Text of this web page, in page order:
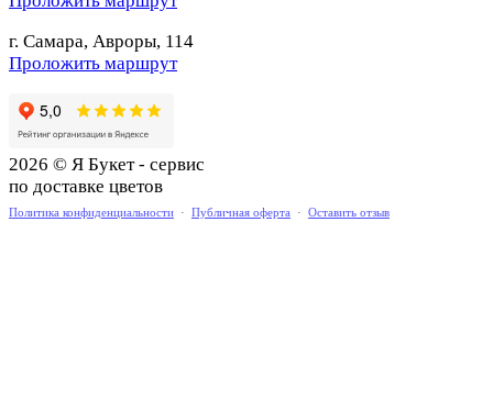
г. Самара, Авроры, 114
Проложить маршрут
2026 © Я Букет - сервис
по доставке цветов
Политика конфиденциальности · Публичная оферта · Оставить отзыв